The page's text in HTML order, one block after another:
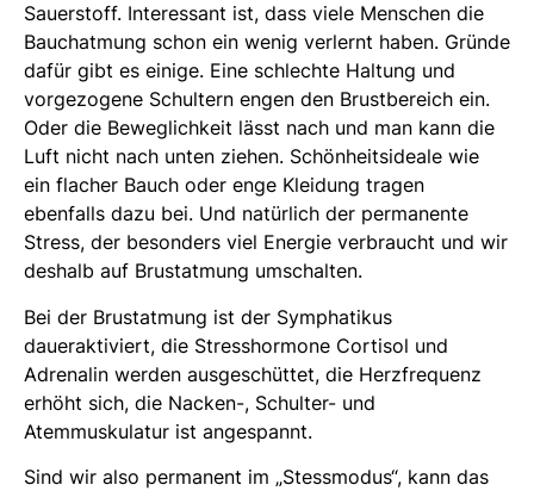
Sauerstoff. Interessant ist, dass viele Menschen die
Bauchatmung schon ein wenig verlernt haben. Gründe
dafür gibt es einige. Eine schlechte Haltung und
vorgezogene Schultern engen den Brustbereich ein.
Oder die Beweglichkeit lässt nach und man kann die
Luft nicht nach unten ziehen. Schönheitsideale wie
ein flacher Bauch oder enge Kleidung tragen
ebenfalls dazu bei. Und natürlich der permanente
Stress, der besonders viel Energie verbraucht und wir
deshalb auf Brustatmung umschalten.
Bei der Brustatmung ist der Symphatikus
daueraktiviert, die Stresshormone Cortisol und
Adrenalin werden ausgeschüttet, die Herzfrequenz
erhöht sich, die Nacken-, Schulter- und
Atemmuskulatur ist angespannt.
Sind wir also permanent im „Stessmodus“, kann das